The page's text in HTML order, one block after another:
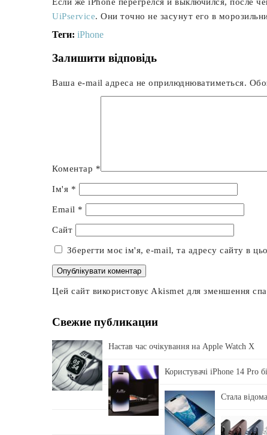
UiPservice. Они точно не засунут его в
Теги: iPhone
Залишити відповідь
Ваша e-mail адреса не оприлюднюватиметься.
Коментар *
Ім'я *
Email *
Сайт
Зберегти моє ім'я, e-mail, та адресу сайту в
Цей сайт використовує Akismet для зменшення
Свежие публикации
Настав час очікування на Apple Watch X
Користувачі iPhone 14 Pro
Стала